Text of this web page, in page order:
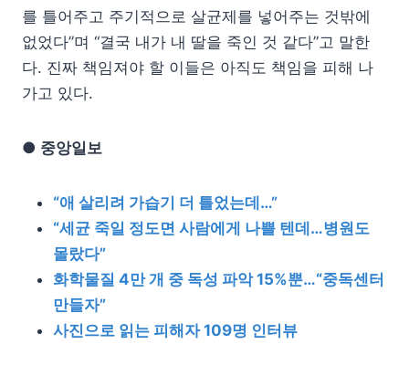
를 틀어주고 주기적으로 살균제를 넣어주는 것밖에
없었다”며 “결국 내가 내 딸을 죽인 것 같다”고 말한
다. 진짜 책임져야 할 이들은 아직도 책임을 피해 나
가고 있다.
● 중앙일보
“애 살리려 가습기 더 틀었는데…”
“세균 죽일 정도면 사람에게 나쁠 텐데…병원도
몰랐다”
화학물질 4만 개 중 독성 파악 15%뿐…“중독센터
만들자”
사진으로 읽는 피해자 109명 인터뷰